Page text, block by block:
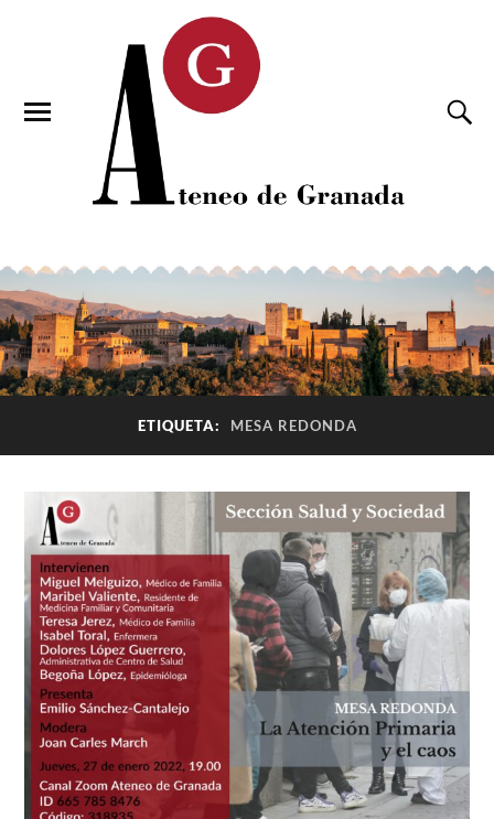
ETIQUETA: MESA REDONDA